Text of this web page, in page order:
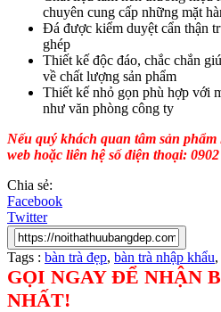
chuyên cung cấp những mặt
Đá được kiểm duyệt cẩn thận
ghép
Thiết kế độc đáo, chắc chắn
về chất lượng sản phẩm
Thiết kế nhỏ gọn phù hợp với
như văn phòng công ty
Nếu quý khách quan tâm sản
web hoặc liên hệ số điện thoại:
Chia sẻ:
Facebook
Twitter
Tags : bàn trà đẹp, bàn trà nhập khẩu,
GỌI NGAY ĐỂ NHẬN
NHẤT!